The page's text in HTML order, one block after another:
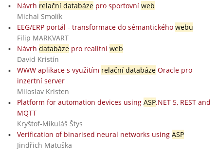
Návrh relační databázepro sportovní web
Michal Smolík
EEG/ERP portál - transformace do sémantického webu
Filip MARKVART
Návrh databázepro realitní web
David Kristín
WWW aplikace s využitím relační databázeOracle pro
inzertní server
Miloslav Kristen
Platform for automation devices using ASP.NET 5, REST and
MQTT
Kryštof-Mikuláš Štys
Verification of binarised neural networks using ASP
Jindřich Matuška